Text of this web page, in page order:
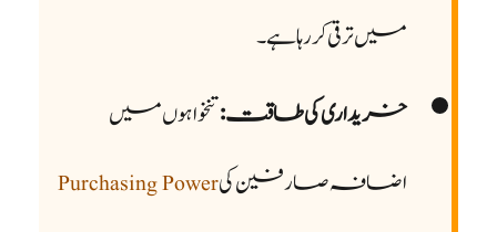
میں ترقی کر رہا ہے۔
خریداری کی طاقت:تنخواہوں میں
اضافہ صارفین کیPurchasing Power